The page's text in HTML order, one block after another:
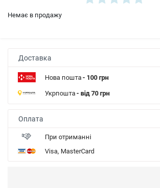
Немає в продажу
Доставка
Нова пошта- 100 грн
Укрпошта- від 70 грн
Оплата
При отриманні
Visa, MasterCard